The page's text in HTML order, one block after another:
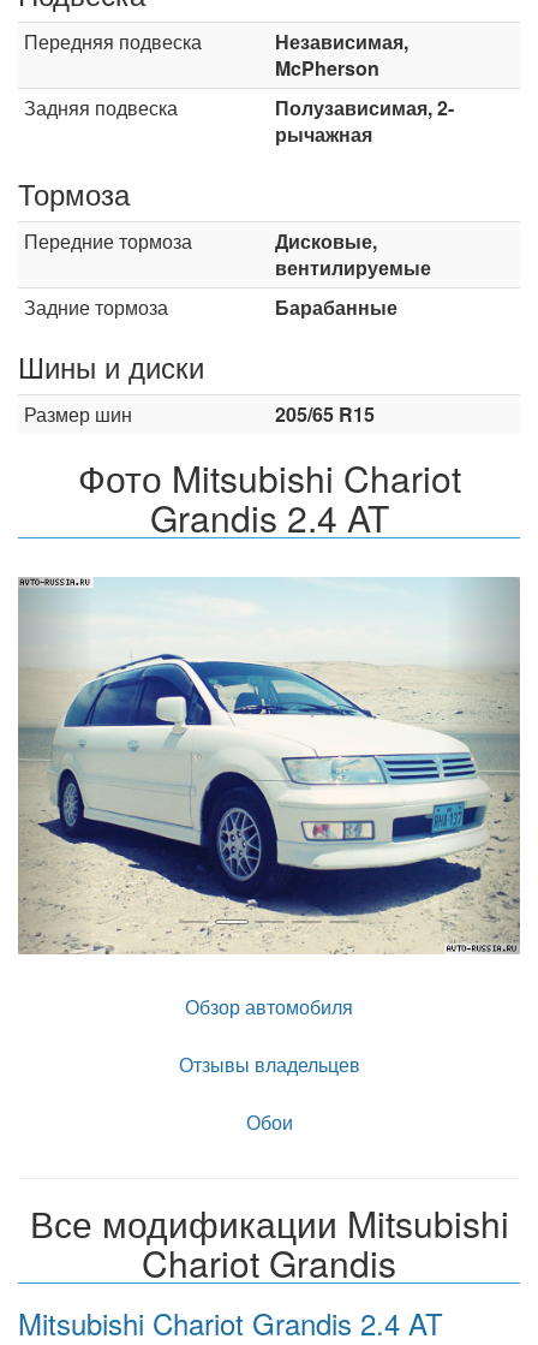
Передняя подвеска
Независимая,
McPherson
Задняя подвеска
Полузависимая, 2-
рычажная
Тормоза
Передние тормоза
Дисковые,
вентилируемые
Задние тормоза
Барабанные
Шины и диски
Размер шин 205/65 R15
Фото Mitsubishi Chariot
Grandis 2.4 AT
Назад
Обзор автомобиля
Отзывы владельцев
Обои
Все модификации Mitsubishi
Chariot Grandis
Mitsubishi Chariot Grandis 2.4 AT